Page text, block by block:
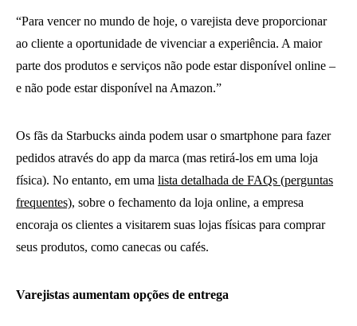
“Para vencer no mundo de hoje, o varejista deve proporcionar
ao cliente a oportunidade de vivenciar a experiência. A maior
parte dos produtos e serviços não pode estar disponível online –
e não pode estar disponível na Amazon.”
Os fãs da Starbucks ainda podem usar o smartphone para fazer
pedidos através do app da marca (mas retirá-los em uma loja
física). No entanto, em uma lista detalhada de FAQs (perguntas
frequentes), sobre o fechamento da loja online, a empresa
encoraja os clientes a visitarem suas lojas físicas para comprar
seus produtos, como canecas ou cafés.
Varejistas aumentam opções de entrega